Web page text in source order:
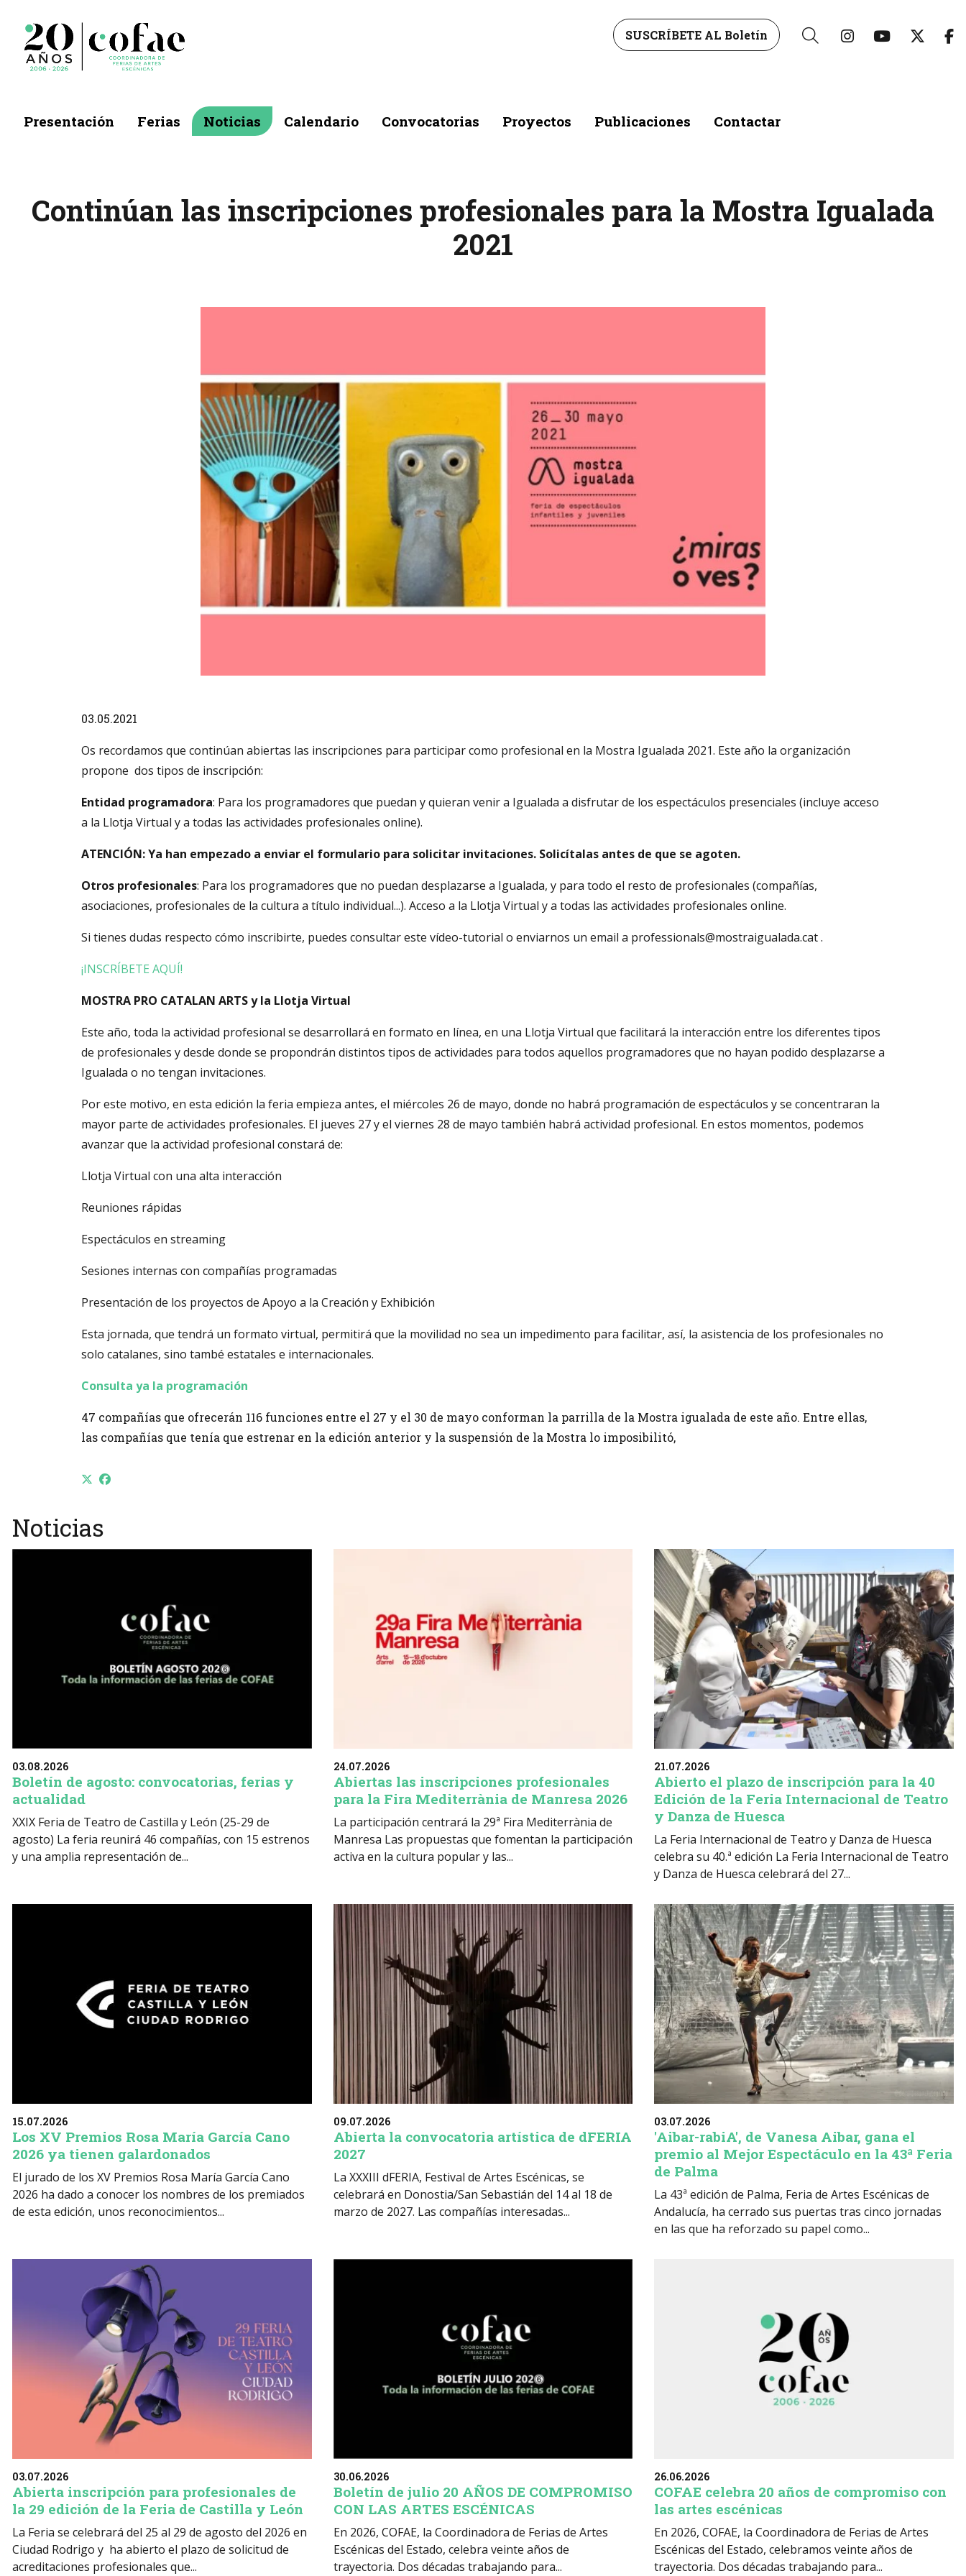
Link aLink a
SUSCRÍBETE AL Boletín
Presentación Ferias Noticias Calendario Convocatorias Proyectos Publicaciones Contactar
Continúan las inscripciones profesionales para la Mostra Igualada
2021
03.05.2021
Os recordamos que continúan abiertas las inscripciones para participar como profesional en la Mostra Igualada 2021. Este año la organización
propone dos tipos de inscripción:
Entidad programadora: Para los programadores que puedan y quieran venir a Igualada a disfrutar de los espectáculos presenciales (incluye acceso
a la Llotja Virtual y a todas las actividades profesionales online).
ATENCIÓN: Ya han empezado a enviar el formulario para solicitar invitaciones. Solicítalas antes de que se agoten.
Otros profesionales: Para los programadores que no puedan desplazarse a Igualada, y para todo el resto de profesionales (compañías,
asociaciones, profesionales de la cultura a título individual...). Acceso a la Llotja Virtual y a todas las actividades profesionales online.
Si tienes dudas respecto cómo inscribirte, puedes consultar este vídeo-tutorial o enviarnos un email a professionals@mostraigualada.cat .
¡INSCRÍBETE AQUÍ!
MOSTRA PRO CATALAN ARTS y la Llotja Virtual
Este año, toda la actividad profesional se desarrollará en formato en línea, en una Llotja Virtual que facilitará la interacción entre los diferentes tipos
de profesionales y desde donde se propondrán distintos tipos de actividades para todos aquellos programadores que no hayan podido desplazarse a
Igualada o no tengan invitaciones.
Por este motivo, en esta edición la feria empieza antes, el miércoles 26 de mayo, donde no habrá programación de espectáculos y se concentraran la
mayor parte de actividades profesionales. El jueves 27 y el viernes 28 de mayo también habrá actividad profesional. En estos momentos, podemos
avanzar que la actividad profesional constará de:
Llotja Virtual con una alta interacción
Reuniones rápidas
Espectáculos en streaming
Sesiones internas con compañías programadas
Presentación de los proyectos de Apoyo a la Creación y Exhibición
Esta jornada, que tendrá un formato virtual, permitirá que la movilidad no sea un impedimento para facilitar, así, la asistencia de los profesionales no
solo catalanes, sino també estatales e internacionales.
Consulta ya la programación
47 compañías que ofrecerán 116 funciones entre el 27 y el 30 de mayo conforman la parrilla de la Mostra igualada de este año. Entre ellas,
las compañías que tenía que estrenar en la edición anterior y la suspensión de la Mostra lo imposibilitó,
Noticias
03.08.2026
Boletín de agosto: convocatorias, ferias y
actualidad
XXIX Feria de Teatro de Castilla y León (25-29 de
agosto) La feria reunirá 46 compañías, con 15 estrenos
y una amplia representación de...
24.07.2026
Abiertas las inscripciones profesionales
para la Fira Mediterrània de Manresa 2026
La participación centrará la 29ª Fira Mediterrània de
Manresa Las propuestas que fomentan la participación
activa en la cultura popular y las...
21.07.2026
Abierto el plazo de inscripción para la 40
Edición de la Feria Internacional de Teatro
y Danza de Huesca
La Feria Internacional de Teatro y Danza de Huesca
celebra su 40.ª edición La Feria Internacional de Teatro
y Danza de Huesca celebrará del 27...
15.07.2026
Los XV Premios Rosa María García Cano
2026 ya tienen galardonados
El jurado de los XV Premios Rosa María García Cano
2026 ha dado a conocer los nombres de los premiados
de esta edición, unos reconocimientos...
09.07.2026
Abierta la convocatoria artística de dFERIA
2027
La XXXIII dFERIA, Festival de Artes Escénicas, se
celebrará en Donostia/San Sebastián del 14 al 18 de
marzo de 2027. Las compañías interesadas...
03.07.2026
'Aibar-rabiA', de Vanesa Aibar, gana el
premio al Mejor Espectáculo en la 43ª Feria
de Palma
La 43ª edición de Palma, Feria de Artes Escénicas de
Andalucía, ha cerrado sus puertas tras cinco jornadas
en las que ha reforzado su papel como...
03.07.2026
Abierta inscripción para profesionales de
la 29 edición de la Feria de Castilla y León
La Feria se celebrará del 25 al 29 de agosto del 2026 en
Ciudad Rodrigo y ha abierto el plazo de solicitud de
acreditaciones profesionales que...
30.06.2026
Boletín de julio 20 AÑOS DE COMPROMISO
CON LAS ARTES ESCÉNICAS
En 2026, COFAE, la Coordinadora de Ferias de Artes
Escénicas del Estado, celebra veinte años de
trayectoria. Dos décadas trabajando para...
26.06.2026
COFAE celebra 20 años de compromiso con
las artes escénicas
En 2026, COFAE, la Coordinadora de Ferias de Artes
Escénicas del Estado, celebramos veinte años de
trayectoria. Dos décadas trabajando para...